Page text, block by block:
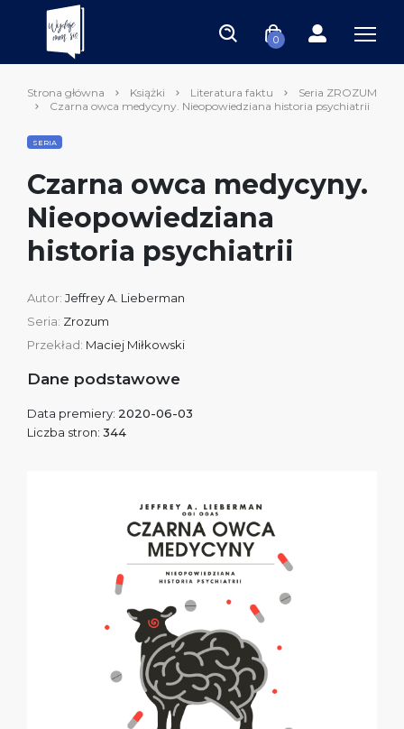
0
Strona główna Książki Literatura faktu
Seria ZROZUM
Czarna owca medycyny. Nieopowiedziana historia psychiatrii
SERIA
Czarna owca medycyny.
Nieopowiedziana
historia psychiatrii
Autor: Jeffrey A. Lieberman
Seria: Zrozum
Przekład: Maciej Miłkowski
Dane podstawowe
Data premiery: 2020-06-03
Liczba stron: 344